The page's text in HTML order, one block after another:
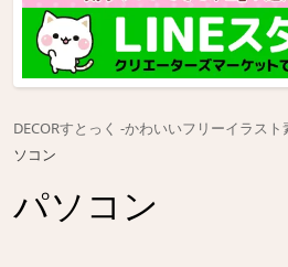
DECORすとっく -かわいいフリーイラス
ソコン
パソコン